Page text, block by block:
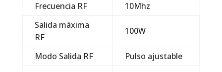
Frecuencia RF
10Mhz
Salida máxima
RF
100W
Modo Salida RF
Pulso ajustable